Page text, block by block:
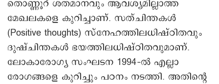
തൊണ്ണൂറ് ശതമാനവും ആവശ്യമില്ലാത്ത
മേഖലകളെ കുറിച്ചാണ്. സത്ചിന്തകൾ
(Positive thoughts) സ്നേഹത്തിലധിഷ്ഠിതവും
ദുഷ്ചിന്തകൾ ഭയത്തിലധിഷ്ഠിതവുമാണ്.
ലോകാരോഗ്യ സംഘടന 1994–ൽ എല്ലാ
രോഗങ്ങളെ കുറിച്ചും പഠനം നടത്തി. അതിന്റെ